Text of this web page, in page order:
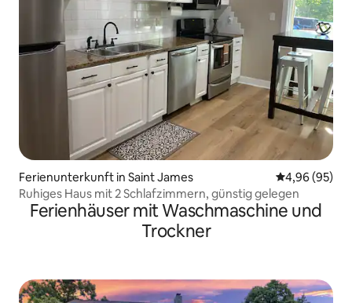
Ferienunterkunft in Saint James
4,96 (95)
Ruhiges Haus mit 2 Schlafzimmern, günstig gelegen
Ferienhäuser mit Waschmaschine und
Trockner